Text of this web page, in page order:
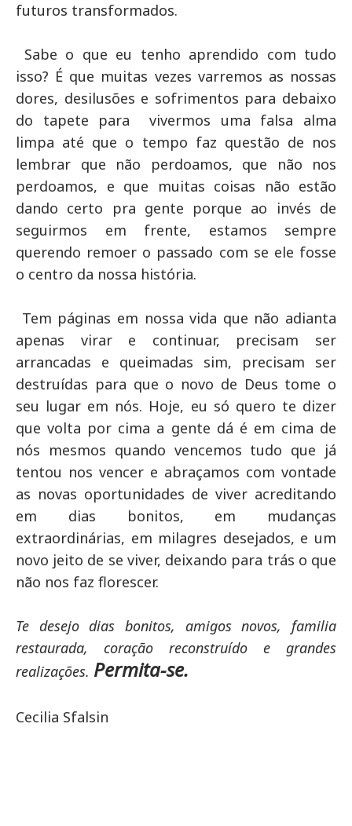
futuros transformados.
Sabe o que eu tenho aprendido com tudo
isso? É que muitas vezes varremos as nossas
dores, desilusões e sofrimentos para debaixo
do tapete para vivermos uma falsa alma
limpa até que o tempo faz questão de nos
lembrar que não perdoamos, que não nos
perdoamos, e que muitas coisas não estão
dando certo pra gente porque ao invés de
seguirmos em frente, estamos sempre
querendo remoer o passado com se ele fosse
o centro da nossa história.
Tem páginas em nossa vida que não adianta
apenas virar e continuar, precisam ser
arrancadas e queimadas sim, precisam ser
destruídas para que o novo de Deus tome o
seu lugar em nós. Hoje, eu só quero te dizer
que volta por cima a gente dá é em cima de
nós mesmos quando vencemos tudo que já
tentou nos vencer e abraçamos com vontade
as novas oportunidades de viver acreditando
em dias bonitos, em mudanças
extraordinárias, em milagres desejados, e um
novo jeito de se viver, deixando para trás o que
não nos faz florescer.
Te desejo dias bonitos, amigos novos, familia
restaurada, coração reconstruído e grandes
realizações. Permita-se.
Cecilia Sfalsin